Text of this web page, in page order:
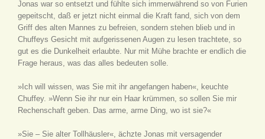
Jonas war so entsetzt und fühlte sich immerwährend so von Furien
gepeitscht, daß er jetzt nicht einmal die Kraft fand, sich von dem
Griff des alten Mannes zu befreien, sondern stehen blieb und in
Chuffeys Gesicht mit aufgerissenen Augen zu lesen trachtete, so
gut es die Dunkelheit erlaubte. Nur mit Mühe brachte er endlich die
Frage heraus, was das alles bedeuten solle.
»Ich will wissen, was Sie mit ihr angefangen haben«, keuchte
Chuffey. »Wenn Sie ihr nur ein Haar krümmen, so sollen Sie mir
Rechenschaft geben. Das arme, arme Ding, wo ist sie?«
»Sie – Sie alter Tollhäusler«, ächzte Jonas mit versagender